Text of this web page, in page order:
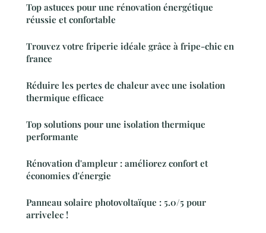
Top astuces pour une rénovation énergétique
réussie et confortable
Trouvez votre friperie idéale grâce à fripe-chic en
france
Réduire les pertes de chaleur avec une isolation
thermique efficace
Top solutions pour une isolation thermique
performante
Rénovation d'ampleur : améliorez confort et
économies d'énergie
Panneau solaire photovoltaïque : 5.0/5 pour
arrivelec !